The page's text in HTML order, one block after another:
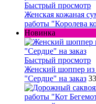
Быстрый просмотр
Женская кожаная
работы "Королева
Новинка
Быстрый просмотр
Женский шоппер из
"Сердце" на заказ